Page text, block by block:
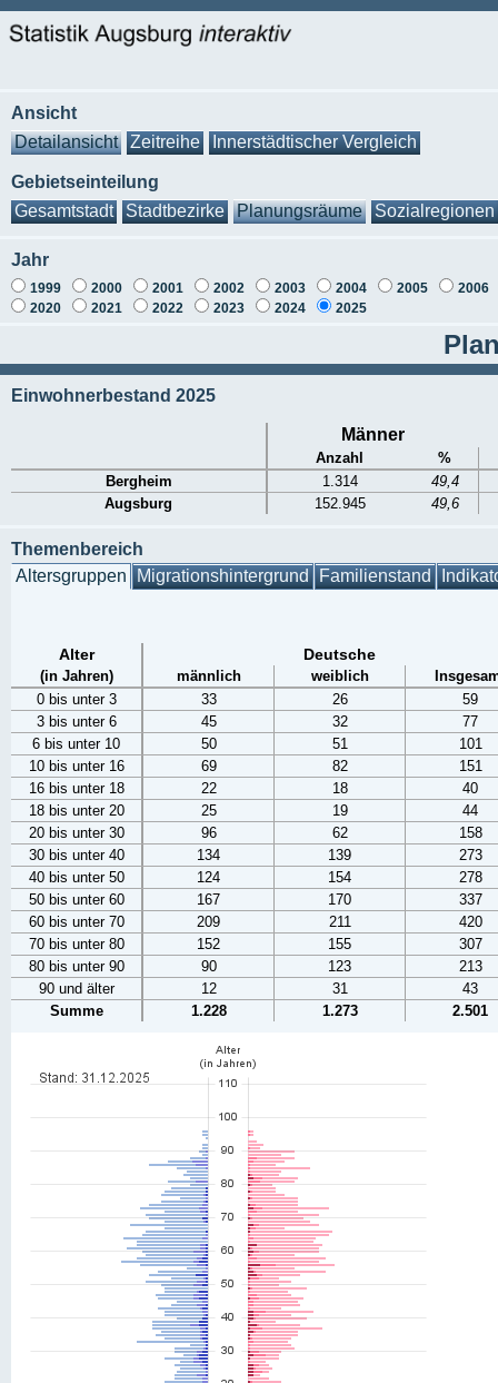
Ansicht
Detailansicht
Zeitreihe Innerstädtischer Vergleich
Gebietseinteilung
Gesamtstadt
Stadtbezirke Planungsräume Sozialregionen
Jahr
1999 2000 2001 2002 2003 2004 2005
2006
2020
2021 2022 2023 2024 2025
Einwohnerbestand 2025
Männer
Anzahl
%
Bergheim
1.314
49,4
Augsburg
152.945 49,6
Themenbereich
Altersgruppen Migrationshintergrund Familienstand
Alter Deutsche
(in Jahren) männlich weiblich
0 bis unter 3
33 26
59
3 bis unter 6
45 32
77
6 bis unter 10
50 51
101
10 bis unter 16
69 82
151
16 bis unter 18
22 18
40
18 bis unter 20
25 19
44
20 bis unter 30
96 62
158
30 bis unter 40
134 139
273
40 bis unter 50
124 154
278
50 bis unter 60
167 170
337
60 bis unter 70
209 211
420
70 bis unter 80
152 155
307
80 bis unter 90
90 123
213
90 und älter
12 31
43
Summe
1.228 1.273 2.501